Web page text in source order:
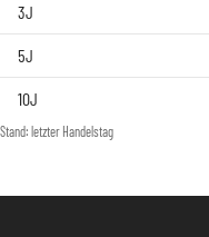
3J
5J
10J
Stand: letzter Handelstag